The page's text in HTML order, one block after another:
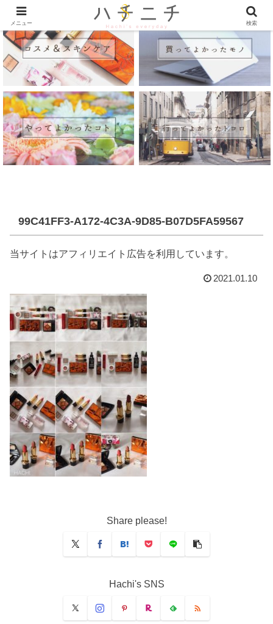
99C41FF3-A172-4C3A-9D85-B07D5FA59567
当サイトはアフィリエイト広告を利用しています。
2021.01.10
Share please!
Hachi's SNS
メニュー 検索